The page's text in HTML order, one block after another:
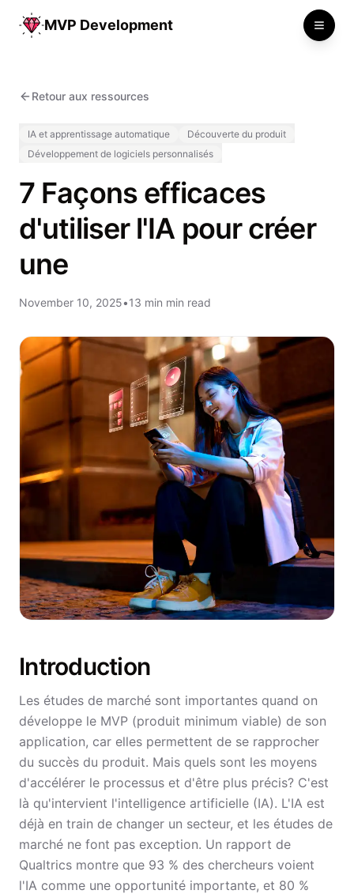
MVP Development
Retour aux ressources
IA et apprentissage automatique
Découverte du produit
Développement de logiciels personnalisés
7 Façons efficaces
d'utiliser l'IA pour créer
une
November 10, 2025•13 min min read
Introduction
Les études de marché sont importantes quand on
développe le MVP (produit minimum viable) de son
application, car elles permettent de se rapprocher
du succès du produit. Mais quels sont les moyens
d'accélérer le processus et d'être plus précis? C'est
là qu'intervient l'intelligence artificielle (IA). L'IA est
déjà en train de changer un secteur, et les études de
marché ne font pas exception. Un rapport de
Qualtrics montre que 93 % des chercheurs voient
l'IA comme une opportunité importante, et 80 %